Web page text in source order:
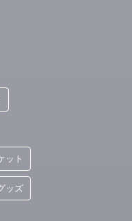
ット
ッズ